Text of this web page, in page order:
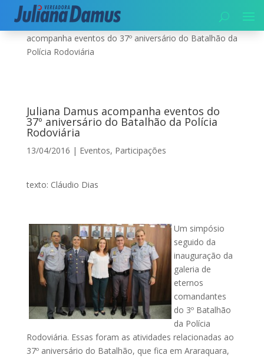
Início|Segurança|Eventos
acompanha eventos do 37º aniversário do Batalhão da
Polícia Rodoviária
Juliana Damus acompanha eventos do
37º aniversário do Batalhão da Polícia
Rodoviária
13/04/2016 | Eventos, Participações
texto: Cláudio Dias
Um simpósio
seguido da
inauguração da
galeria de
eternos
comandantes
do 3º Batalhão
da Polícia
Rodoviária. Essas foram as atividades relacionadas ao
37º aniversário do Batalhão, que fica em Araraquara,